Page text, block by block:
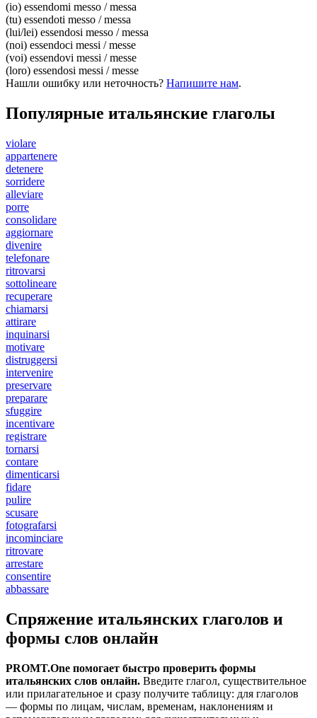
(io) essendomi messo / messa
(tu) essendoti messo / messa
(lui/lei) essendosi messo / messa
(noi) essendoci messi / messe
(voi) essendovi messi / messe
(loro) essendosi messi / messe
Нашли ошибку или неточность? Напишите нам.
Популярные итальянские глаголы
violare
appartenere
detenere
sorridere
alleviare
porre
consolidare
aggiornare
divenire
telefonare
ritrovarsi
sottolineare
recuperare
chiamarsi
attirare
inquinarsi
motivare
distruggersi
intervenire
preservare
preparare
sfuggire
incentivare
registrare
tornarsi
contare
dimenticarsi
fidare
pulire
scusare
fotografarsi
incominciare
ritrovare
arrestare
consentire
abbassare
Спряжение итальянских глаголов и
формы слов онлайн
PROMT.One помогает быстро проверить формы
итальянских слов онлайн. Введите глагол, существительное
или прилагательное и сразу получите таблицу: для глаголов
— формы по лицам, числам, временам, наклонениям и